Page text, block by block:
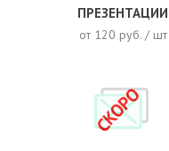
от 120 руб. / шт
ПРЕЗЕНТАЦИИ
СКОРО